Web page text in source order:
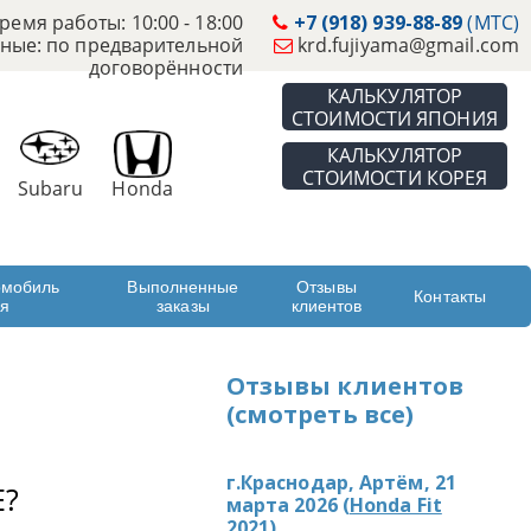
+7 (918) 939-88-89(МТС)
krd.fujiyama@gmail.com
работы: 10:00 - 18:00
по предварительной
договорённости
КАЛЬКУЛЯТОР
СТОИМОСТИ ЯПОНИЯ
КАЛЬКУЛЯТОР
СТОИМОСТИ КОРЕЯ
Subaru Honda
Выполненные
заказы
Отзывы
клиентов
Контакты
Отзывы клиентов
(смотреть все)
г.Краснодар, Артём, 21
марта 2026 (Honda Fit